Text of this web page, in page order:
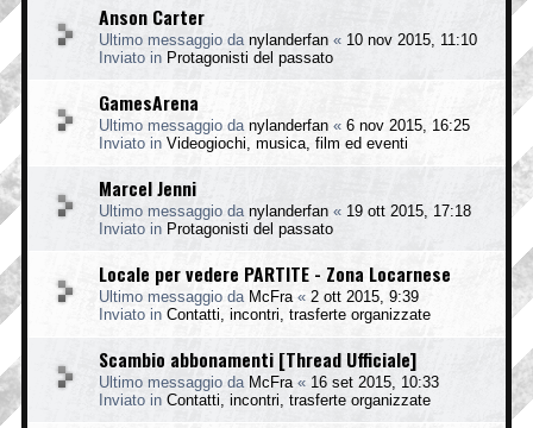
Anson Carter
Ultimo messaggio da nylanderfan « 10 nov 2015, 11:10
Inviato in Protagonisti del passato
GamesArena
Ultimo messaggio da nylanderfan « 6 nov 2015, 16:25
Inviato in Videogiochi, musica, film ed eventi
Marcel Jenni
Ultimo messaggio da nylanderfan « 19 ott 2015, 17:18
Inviato in Protagonisti del passato
Locale per vedere PARTITE - Zona Locarnese
Ultimo messaggio da McFra « 2 ott 2015, 9:39
Inviato in Contatti, incontri, trasferte organizzate
Scambio abbonamenti [Thread Ufficiale]
Ultimo messaggio da McFra « 16 set 2015, 10:33
Inviato in Contatti, incontri, trasferte organizzate